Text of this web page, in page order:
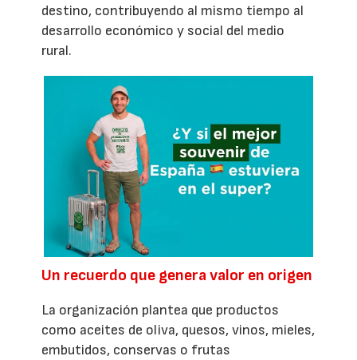
destino, contribuyendo al mismo tiempo al
desarrollo económico y social del medio
rural.
Un recuerdo que genera valor en origen
La organización plantea que productos
como aceites de oliva, quesos, vinos, mieles,
embutidos, conservas o frutas